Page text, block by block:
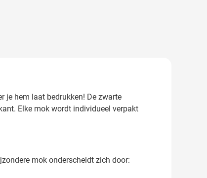
je hem laat bedrukken! De zwarte
Elke mok wordt individueel verpakt
mok onderscheidt zich door: